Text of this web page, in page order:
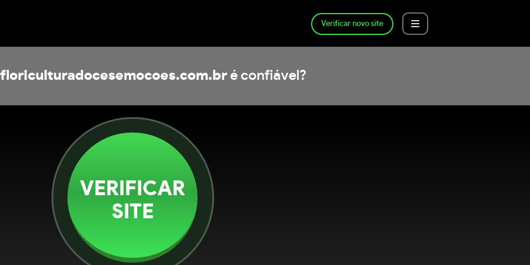
Verificar novo site
floriculturadocesemocoes.com.bré confiável?
VERIFICAR
SITE